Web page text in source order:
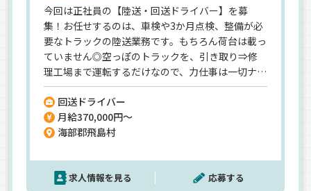
今回は正社員の【陸送・回送ドライバー】を募
集！お任せするのは、車検や3か月点検、整備が必
要なトラックの陸送業務です。もちろん荷台は載っ
ていません◎空っぽのトラックを、引き取り⇒修
理工場まで運転するだけなので、力仕事は一切ナシ
★だからこそ…ドライバーとしての経験は不問！
荷物を運ぶ”配送”ではなく、トラックを運転して
移動させる”回送”なので、安全に運転にできる方な
ら未経験でも大歓迎です◎＼月給37万円も叶う／
の想いから、早出・残業などの時間外手当はしっ
かり支給！頑張っている人は損させません◎面接
回送ドライバー
月給370,000円～
海部郡飛島村
求人情報を見る 応募する